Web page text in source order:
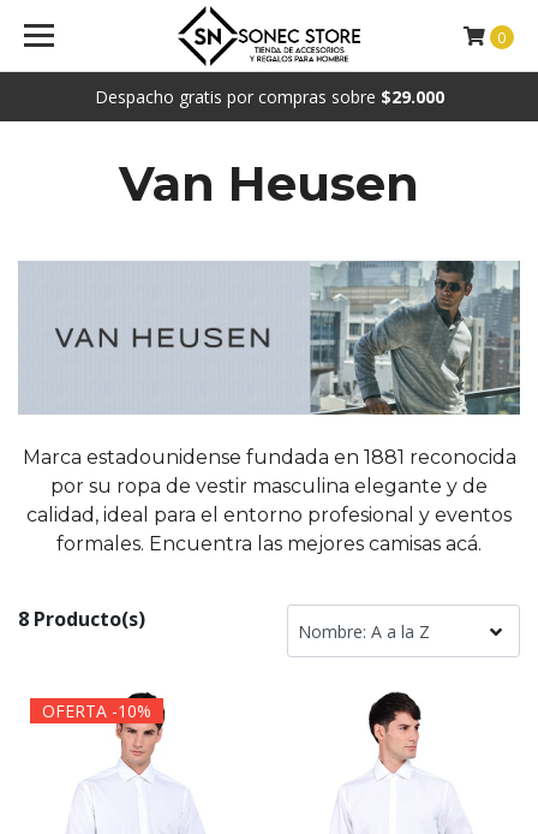
Despacho gratis por compras sobre $29.000
0
Van Heusen
Marca estadounidense fundada en 1881 reconocida
por su ropa de vestir masculina elegante y de
calidad, ideal para el entorno profesional y eventos
formales. Encuentra las mejores camisas acá.
8 Producto(s)
OFERTA -10%